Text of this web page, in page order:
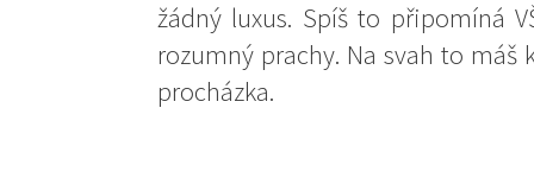
žádný luxus. Spíš to připomíná
rozumný prachy. Na svah to
procházka.